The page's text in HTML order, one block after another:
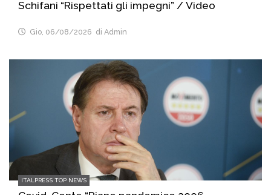
Schifani “Rispettati gli impegni” / Video
Gio, 06/08/2026 di Admin
ITALPRESS TOP NEWS